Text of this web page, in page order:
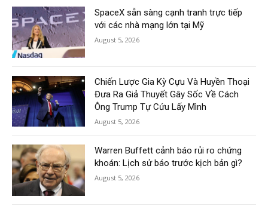
SpaceX sẵn sàng cạnh tranh trực tiếp
với các nhà mạng lớn tại Mỹ
August 5, 2026
Chiến Lược Gia Kỳ Cựu Và Huyền Thoại
Đưa Ra Giả Thuyết Gây Sốc Về Cách
Ông Trump Tự Cứu Lấy Mình
August 5, 2026
Warren Buffett cảnh báo rủi ro chứng
khoán: Lịch sử báo trước kịch bản gì?
August 5, 2026